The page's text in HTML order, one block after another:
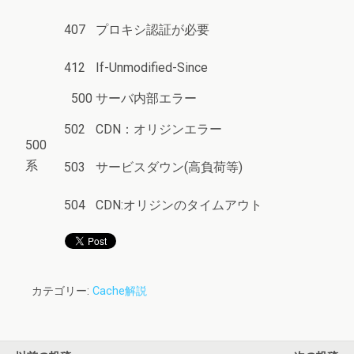
407 プロキシ認証が必要
412 If-Unmodified-Since
500
系
500 サーバ内部エラー
502 CDN：オリジンエラー
503 サービスダウン(高負荷等)
504 CDN:オリジンのタイムアウト
カテゴリー: Cache解説